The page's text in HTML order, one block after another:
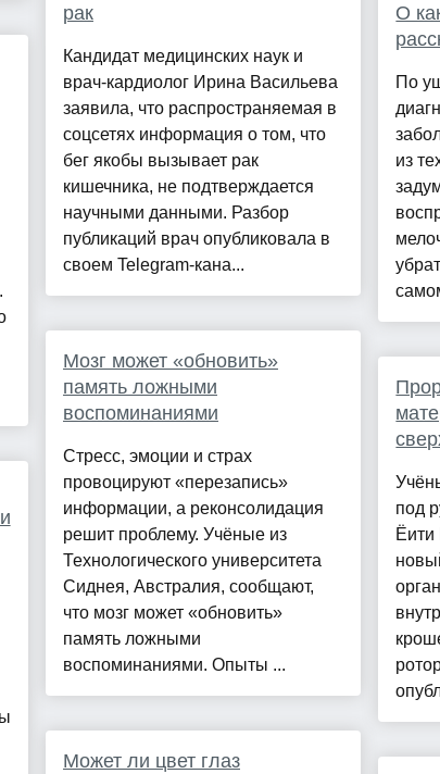
рак
Кандидат медицинских наук и
врач-кардиолог Ирина Васильева
заявила, что распространяемая в
соцсетях информация о том, что
бег якобы вызывает рак
кишечника, не подтверждается
научными данными. Разбор
публикаций врач опубликовала в
своем Telegram-кана...
Мозг может «обновить»
память ложными
воспоминаниями
Стресс, эмоции и страх
провоцируют «перезапись»
информации, а реконсолидация
решит проблему. Учёные из
Технологического университета
Сиднея, Австралия, сообщают,
что мозг может «обновить»
память ложными
воспоминаниями. Опыты ...
Может ли цвет глаз
О
По
из
под
Ёити